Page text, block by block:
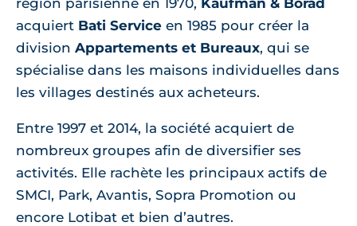
région parisienne en 1970, Kaufman & Borad
acquiert Bati Service en 1985 pour créer la
division Appartements et Bureaux, qui se
spécialise dans les maisons individuelles dans
les villages destinés aux acheteurs.
Entre 1997 et 2014, la société acquiert de
nombreux groupes afin de diversifier ses
activités. Elle rachète les principaux actifs de
SMCI, Park, Avantis, Sopra Promotion ou
encore Lotibat et bien d’autres.